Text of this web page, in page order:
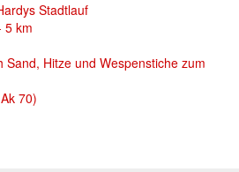
Stadtlauf
5 km
Hitze und Wespenstiche zum
70)